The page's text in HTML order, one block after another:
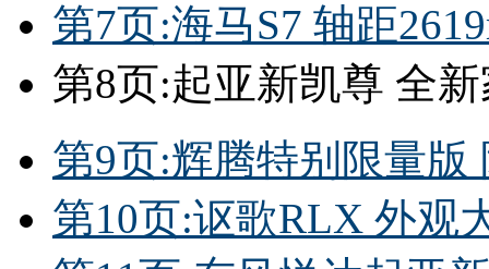
第7页:海马S7 轴距
第8页:起亚新凯尊 全
第9页:辉腾特别限量版
第10页:讴歌RLX 外观